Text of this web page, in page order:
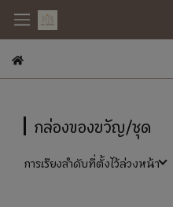
กล่องของขวัญ/ชุด
การเรียงลำดับที่ตั้งไว้ล่วงหน้า